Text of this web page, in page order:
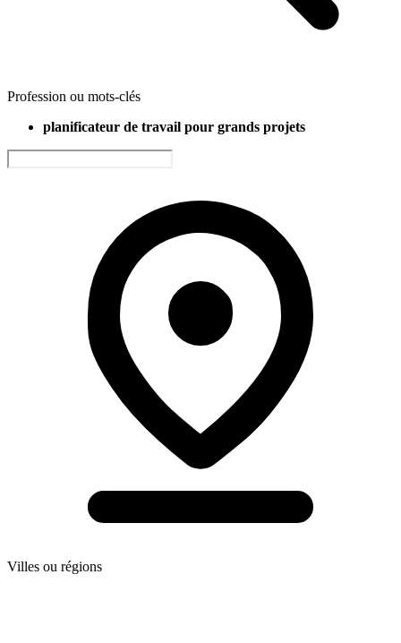
Profession ou mots-clés
planificateur de travail pour grands projets
Villes ou régions